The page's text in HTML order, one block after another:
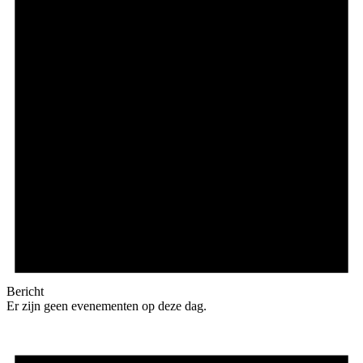
Bericht
Er zijn geen evenementen op deze dag.